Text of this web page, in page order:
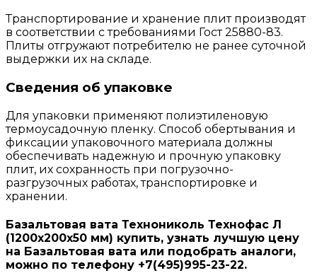
Транспортирование и хранение плит производят
в соответствии с требованиями Гост 25880-83.
Плиты отгружают потребителю не ранее суточной
выдержки их на складе.
Сведения об упаковке
Для упаковки применяют полиэтиленовую
термоусадочную пленку. Способ обертывания и
фиксации упаковочного материала должны
обеспечивать надежную и прочную упаковку
плит, их сохранность при погрузочно-
разгрузочных работах, транспортировке и
хранении.
Базальтовая вата Технониколь Технофас Л
(1200х200х50 мм) купить, узнать лучшую цену
на Базальтовая вата или подобрать аналоги,
можно по телефону +7(495)995-23-22.